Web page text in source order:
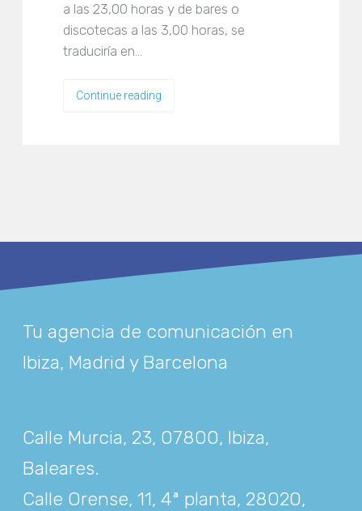
a las 23,00 horas y de bares o
discotecas a las 3,00 horas, se
traduciría en…
Continue reading
Tu agencia de comunicación en
Ibiza, Madrid y Barcelona
Calle Murcia, 23, 07800, Ibiza,
Baleares.
Calle Orense, 11, 4ª planta, 28020,